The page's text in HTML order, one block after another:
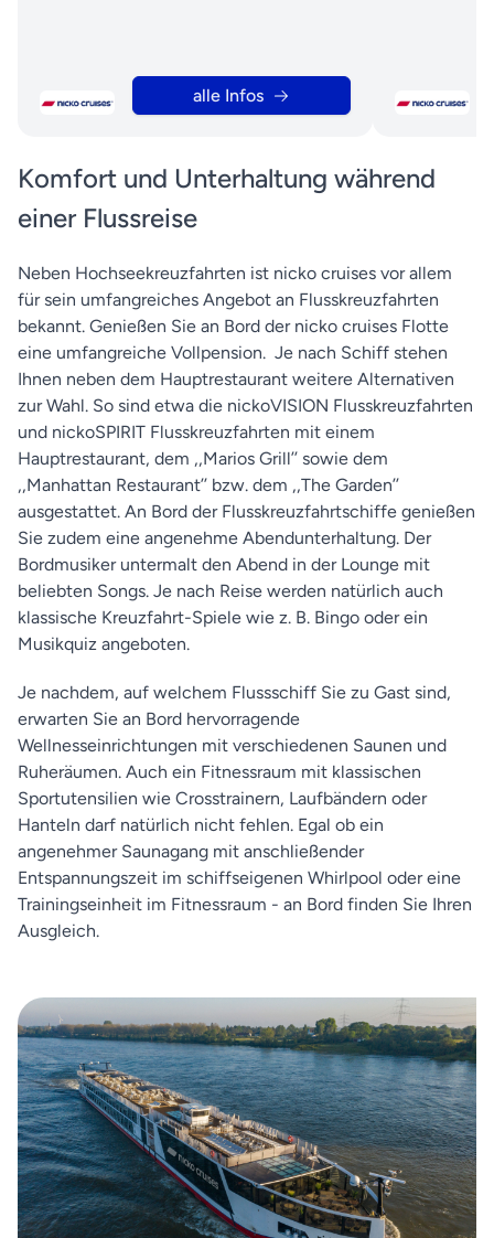
alle Infos
Komfort und Unterhaltung während
einer Flussreise
Neben Hochseekreuzfahrten ist nicko cruises vor allem
für sein umfangreiches Angebot an Flusskreuzfahrten
bekannt. Genießen Sie an Bord der nicko cruises Flotte
eine umfangreiche Vollpension. Je nach Schiff stehen
Ihnen neben dem Hauptrestaurant weitere Alternativen
zur Wahl. So sind etwa die nickoVISION Flusskreuzfahrten
und nickoSPIRIT Flusskreuzfahrten mit einem
Hauptrestaurant, dem ,,Marios Grill’’ sowie dem
,,Manhattan Restaurant’’ bzw. dem ,,The Garden’’
ausgestattet. An Bord der Flusskreuzfahrtschiffe genießen
Sie zudem eine angenehme Abendunterhaltung. Der
Bordmusiker untermalt den Abend in der Lounge mit
beliebten Songs. Je nach Reise werden natürlich auch
klassische Kreuzfahrt-Spiele wie z. B. Bingo oder ein
Musikquiz angeboten.
Je nachdem, auf welchem Flussschiff Sie zu Gast sind,
erwarten Sie an Bord hervorragende
Wellnesseinrichtungen mit verschiedenen Saunen und
Ruheräumen. Auch ein Fitnessraum mit klassischen
Sportutensilien wie Crosstrainern, Laufbändern oder
Hanteln darf natürlich nicht fehlen. Egal ob ein
angenehmer Saunagang mit anschließender
Entspannungszeit im schiffseigenen Whirlpool oder eine
Trainingseinheit im Fitnessraum - an Bord finden Sie Ihren
Ausgleich.